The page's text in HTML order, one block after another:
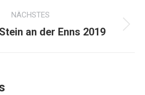
NÄCHSTES
Nächster
an der Enns 2019